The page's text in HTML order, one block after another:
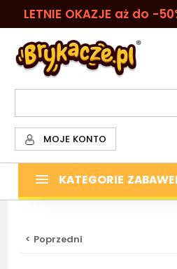
LETNIE OKAZJE aż do -
MOJE KONTO
KATEGORIE
< Poprzedni